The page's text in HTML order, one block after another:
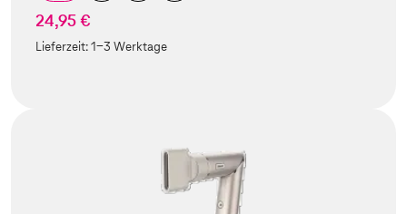
24,95 €
Lieferzeit:1-3 Werktage